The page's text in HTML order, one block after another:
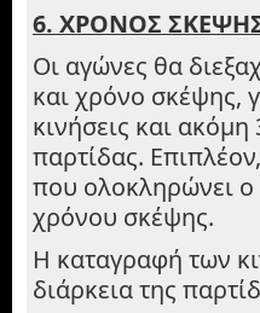
6. ΧΡΟΝΟΣ
Οι αγώνες θα
και χρόνο σκέψης,
κινήσεις και
παρτίδας.
που ολοκληρώνει ο
χρόνου σκέψης.
Η καταγραφή των
διάρκεια της